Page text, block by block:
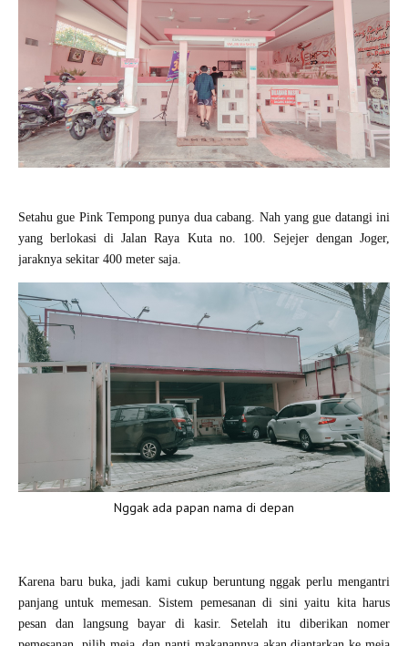
Setahu gue Pink Tempong punya dua cabang. Nah yang gue datangi ini
yang berlokasi di Jalan Raya Kuta no. 100. Sejejer dengan Joger,
jaraknya sekitar 400 meter saja.
Nggak ada papan nama di depan
Karena baru buka, jadi kami cukup beruntung nggak perlu mengantri
panjang untuk memesan. Sistem pemesanan di sini yaitu kita harus
pesan dan langsung bayar di kasir. Setelah itu diberikan nomer